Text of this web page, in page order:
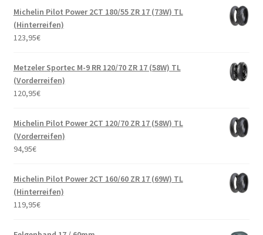
Michelin Pilot Power 2CT 180/55 ZR 17 (73W) TL
(Hinterreifen)
123,95€
Metzeler Sportec M-9 RR 120/70 ZR 17 (58W) TL
(Vorderreifen)
120,95€
Michelin Pilot Power 2CT 120/70 ZR 17 (58W) TL
(Vorderreifen)
94,95€
Michelin Pilot Power 2CT 160/60 ZR 17 (69W) TL
(Hinterreifen)
119,95€